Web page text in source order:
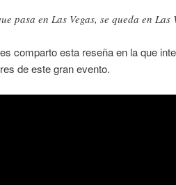
pasa en Las Vegas, se queda en Las
comparto esta reseña en la que
de este gran evento.